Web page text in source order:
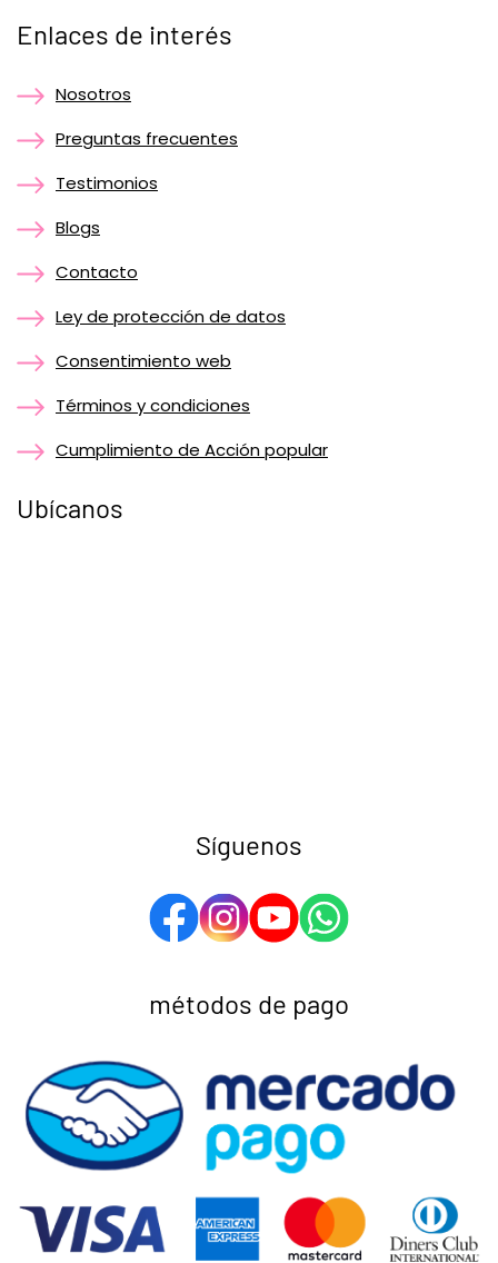
Enlaces de interés
Nosotros
Preguntas frecuentes
Testimonios
Blogs
Contacto
Ley de protección de datos
Consentimiento web
Términos y condiciones
Cumplimiento de Acción popular
Ubícanos
Síguenos
métodos de pago